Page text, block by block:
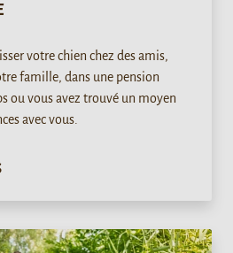
votre chien chez des amis,
famille, dans une pension
ou vous avez trouvé un moyen
avec vous.